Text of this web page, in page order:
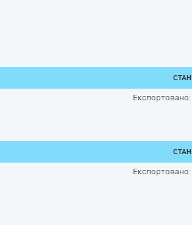
СТАН
Експортовано:
СТАН
Експортовано: